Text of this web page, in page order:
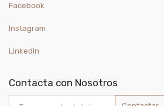
Facebook
Instagram
LinkedIn
Contacta con Nosotros